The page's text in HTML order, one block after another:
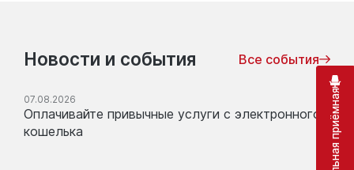
Новости и события Все события
07.08.2026
Оплачивайте привычные услуги с электронного
кошелька